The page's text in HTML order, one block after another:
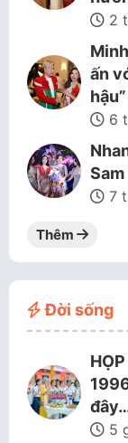
2
ấn
hậu”
6
7
Thêm
Đời sống
5